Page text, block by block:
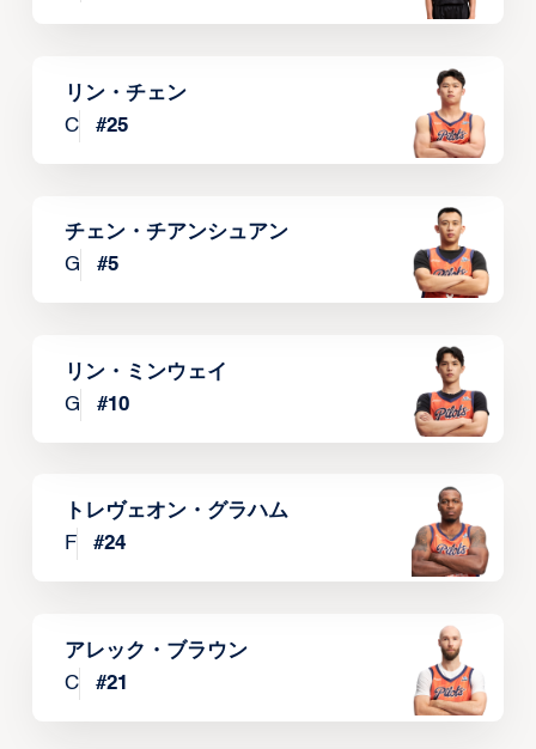
リン・チェン
C
#25
チェン・チアンシュアン
G
#5
リン・ミンウェイ
G
#10
トレヴェオン・グラハム
F
#24
アレック・ブラウン
C
#21